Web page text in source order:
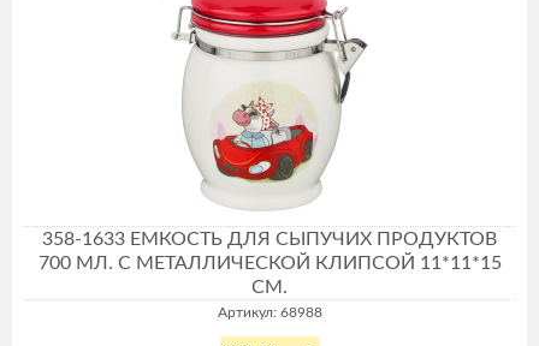
358-1633 ЕМКОСТЬ ДЛЯ СЫПУЧИХ ПРОДУКТОВ
700 МЛ. С МЕТАЛЛИЧЕСКОЙ КЛИПСОЙ 11*11*15
СМ.
Артикул: 68988